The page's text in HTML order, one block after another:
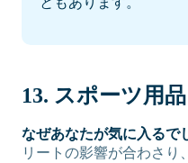
13. スポーツ用品
なぜあなたが気に入るで
リートの影響が合わさり